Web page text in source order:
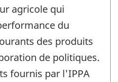
agricole qui
du
des produits
de politiques.
fournis par l'IPPA